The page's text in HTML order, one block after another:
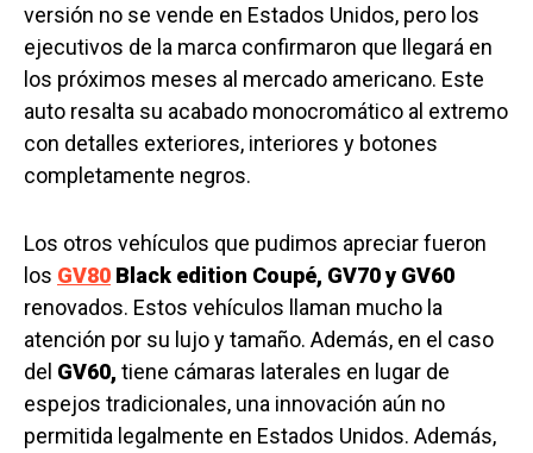
versión no se vende en Estados Unidos, pero los
ejecutivos de la marca confirmaron que llegará en
los próximos meses al mercado americano. Este
auto resalta su acabado monocromático al extremo
con detalles exteriores, interiores y botones
completamente negros.
Los otros vehículos que pudimos apreciar fueron
los GV80 Black edition Coupé, GV70 y GV60
renovados. Estos vehículos llaman mucho la
atención por su lujo y tamaño. Además, en el caso
del GV60, tiene cámaras laterales en lugar de
espejos tradicionales, una innovación aún no
permitida legalmente en Estados Unidos. Además,